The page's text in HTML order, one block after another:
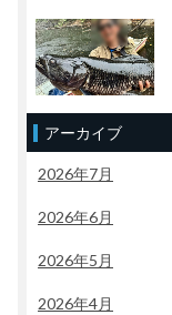
アーカイブ
2026年7月
2026年6月
2026年5月
2026年4月